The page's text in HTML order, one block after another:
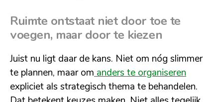
Ruimte ontstaat niet door toe te
voegen, maar door te kiezen
Juist nu ligt daar de kans. Niet om nóg slimmer
te plannen, maar om anders te organiseren
expliciet als strategisch thema te behandelen.